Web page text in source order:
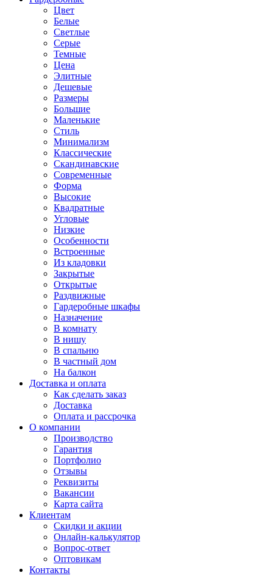
Цвет
Белые
Светлые
Серые
Темные
Цена
Элитные
Дешевые
Размеры
Большие
Маленькие
Стиль
Минимализм
Классические
Скандинавские
Современные
Форма
Высокие
Квадратные
Угловые
Низкие
Особенности
Встроенные
Из кладовки
Закрытые
Открытые
Раздвижные
Гардеробные шкафы
Назначение
В комнату
В нишу
В спальню
В частный дом
На балкон
Доставка и оплата
Как сделать заказ
Доставка
Оплата и рассрочка
О компании
Производство
Гарантия
Портфолио
Отзывы
Реквизиты
Вакансии
Карта сайта
Клиентам
Скидки и акции
Онлайн-калькулятор
Вопрос-ответ
Оптовикам
Контакты